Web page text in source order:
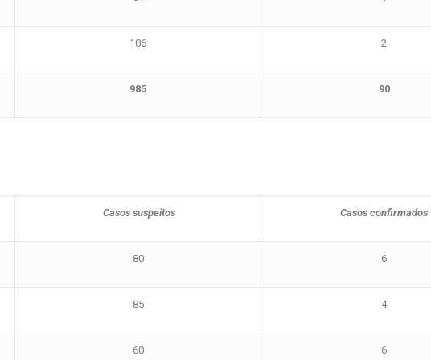
106 2
985 90
Casos suspeitos Casos confirmados
80 6
85 4
60 6